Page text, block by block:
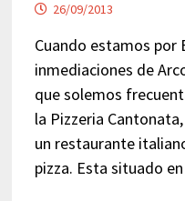
26/09/2013
Cuando estamos por
inmediaciones de
que solemos
la Pizzeria
un restaurante
pizza. Esta situado